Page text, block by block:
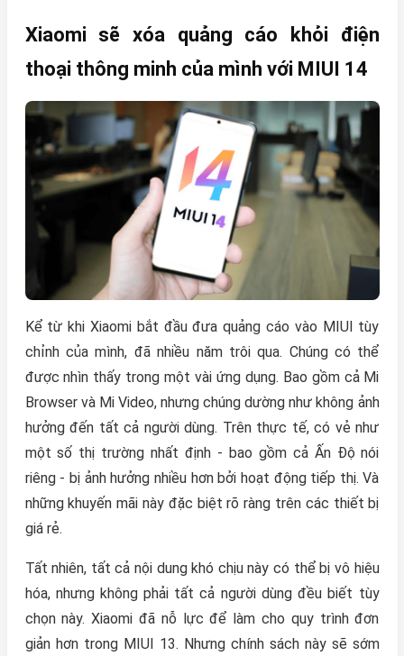
Xiaomi sẽ xóa quảng cáo khỏi điện
thoại thông minh của mình với MIUI 14
Kể từ khi Xiaomi bắt đầu đưa quảng cáo vào MIUI tùy
chỉnh của mình, đã nhiều năm trôi qua. Chúng có thể
được nhìn thấy trong một vài ứng dụng. Bao gồm cả Mi
Browser và Mi Video, nhưng chúng dường như không ảnh
hưởng đến tất cả người dùng. Trên thực tế, có vẻ như
một số thị trường nhất định - bao gồm cả Ấn Độ nói
riêng - bị ảnh hưởng nhiều hơn bởi hoạt động tiếp thị. Và
những khuyến mãi này đặc biệt rõ ràng trên các thiết bị
giá rẻ.
Tất nhiên, tất cả nội dung khó chịu này có thể bị vô hiệu
hóa, nhưng không phải tất cả người dùng đều biết tùy
chọn này. Xiaomi đã nỗ lực để làm cho quy trình đơn
giản hơn trong MIUI 13. Nhưng chính sách này sẽ sớm